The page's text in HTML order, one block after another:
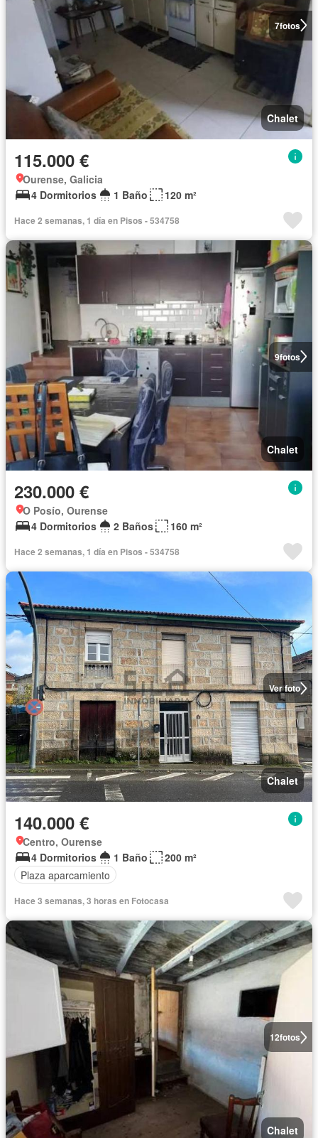
7fotos
Chalet
115.000 €
Ourense, Galicia
4 Dormitorios
1 Baño 120 m²
Hace 2 semanas, 1 día en Pisos - 534758
9fotos
Chalet
230.000 €
O Posío, Ourense
4 Dormitorios
2 Baños 160 m²
Hace 2 semanas, 1 día en Pisos - 534758
Ver foto
Chalet
140.000 €
Centro, Ourense
4 Dormitorios
1 Baño
200 m²
Plaza aparcamiento
Hace 3 semanas, 3 horas en Fotocasa
12fotos
Chalet